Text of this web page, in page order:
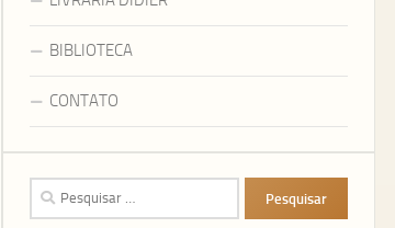
BIBLIOTECA
CONTATO
Pesquisar
por: